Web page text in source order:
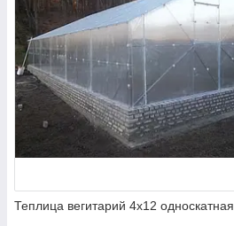
Теплица вегитарий 4х12 односкатная